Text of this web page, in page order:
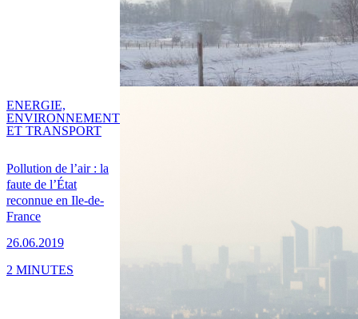
Pollution de l’air : la
faute de l’État
reconnue en Ile-de-
France
26.06.2019
ENERGIE,
ENVIRONNEMENT
ET TRANSPORT
2 MINUTES